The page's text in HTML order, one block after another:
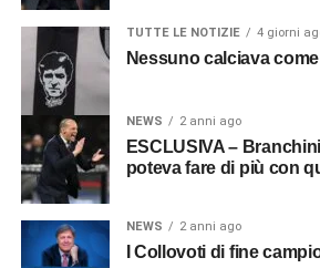
TUTTE LE NOTIZIE 4 giorni
Nessuno calciava
NEWS 2 anni ago
ESCLUSIVA –
poteva fare di più con
NEWS 2 anni ago
I Collovoti di fine